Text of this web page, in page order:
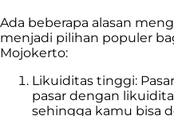
Ada beberapa alasan
menjadi pilihan populer
Mojokerto:
Likuiditas tinggi:
pasar dengan
sehingga kamu bisa